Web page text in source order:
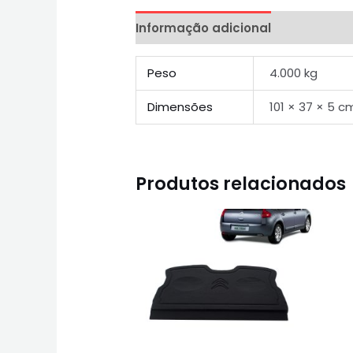
Informação adicional
Peso 4.000 kg
Dimensões 101 × 37 × 5
Produtos relacionados